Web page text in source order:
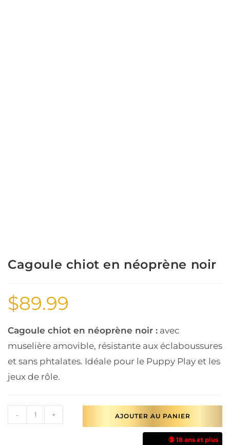
Cagoule chiot en néoprène noir
$89.99
Cagoule chiot en néoprène noir : avec
muselière amovible, résistante aux éclaboussures
et sans phtalates. Idéale pour le Puppy Play et les
jeux de rôle.
- + AJOUTER AU PANIER
🔞 18 ans et plus